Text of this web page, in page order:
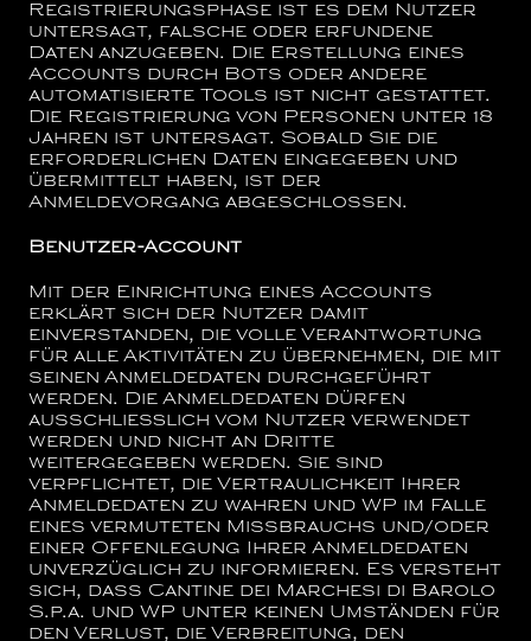
Registrierungsphase ist es dem Nutzer
untersagt, falsche oder erfundene
Daten anzugeben. Die Erstellung eines
Accounts durch Bots oder andere
automatisierte Tools ist nicht gestattet.
Die Registrierung von Personen unter 18
Jahren ist untersagt. Sobald Sie die
erforderlichen Daten eingegeben und
übermittelt haben, ist der
Anmeldevorgang abgeschlossen.
Benutzer-Account
Mit der Einrichtung eines Accounts
erklärt sich der Nutzer damit
einverstanden, die volle Verantwortung
für alle Aktivitäten zu übernehmen, die mit
seinen Anmeldedaten durchgeführt
werden. Die Anmeldedaten dürfen
ausschließlich vom Nutzer verwendet
werden und nicht an Dritte
weitergegeben werden. Sie sind
verpflichtet, die Vertraulichkeit Ihrer
Anmeldedaten zu wahren und WP im Falle
eines vermuteten Missbrauchs und/oder
einer Offenlegung Ihrer Anmeldedaten
unverzüglich zu informieren. Es versteht
sich, dass Cantine dei Marchesi di Barolo
S.p.a. und WP unter keinen Umständen für
den Verlust, die Verbreitung, den